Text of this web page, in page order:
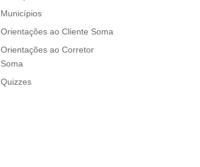
Municípios
Orientações ao Cliente Soma
Orientações ao Corretor
Soma
Quizzes